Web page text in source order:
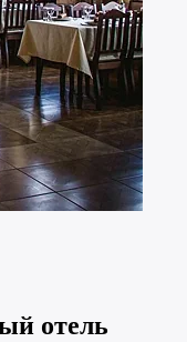
отель